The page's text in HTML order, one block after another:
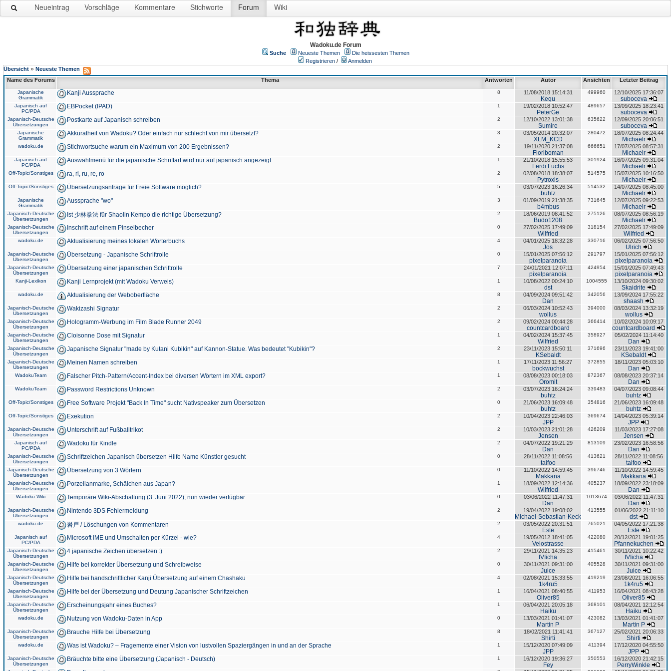
Neueintrag Vorschläge Kommentare Stichworte Forum Wiki
Wadoku.de Forum
Suche Neueste Themen
Die heissesten Themen
Registrieren /
Anmelden
Übersicht » Neueste Themen
Name des Forums
Thema Antworten Autor Ansichten Letzter Beitrag
Japanische
Grammatik
Kanji Aussprache 8 11/08/2018 15:14:31
Kequ
499960 12/10/2025 17:36:07
suboceva
Japanisch auf
PC/PDA
EBPocket (IPAD) 1 19/02/2018 10:52:47
PeterGe
489657 13/09/2025 18:23:41
suboceva
Japanisch-Deutsche
Übersetzungen
Postkarte auf Japanisch schreiben 2 12/10/2022 13:01:38
Sumire
635622 12/09/2025 20:06:51
suboceva
Japanische
Grammatik
Akkuratheit von Wadoku? Oder einfach nur schlecht von mir übersetzt? 3 03/05/2014 20:32:07
XLM_KCD
280472 18/07/2025 08:24:44
Michaelr
wadoku.de Stichwortsuche warum ein Maximum von 200 Ergebnissen? 2 19/11/2020 21:37:08
Floriboman
666651 17/07/2025 08:57:31
Michaelr
Japanisch auf
PC/PDA
Auswahlmenü für die japanische Schriftart wird nur auf japanisch angezeigt 1 21/10/2018 15:55:53
Ferdi Fuchs
301924 16/07/2025 09:31:04
Michaelr
Off-Topic/Sonstiges ra, ri, ru, re, ro 2 02/08/2018 18:38:07
Pytroxis
514575 15/07/2025 10:16:50
Michaelr
Off-Topic/Sonstiges Übersetzungsanfrage für Freie Software möglich? 5 03/07/2023 16:26:34
buhtz
514532 14/07/2025 08:45:00
Michaelr
Japanische
Grammatik
Aussprache "wo" 3 01/09/2019 21:38:35
b4mbus
731645 12/07/2025 09:22:53
Michaelr
Japanisch-Deutsche
Übersetzungen
Ist 少林拳法 für Shaolin Kempo die richtige Übersetzung? 2 18/06/2019 08:41:52
Budo1208
275126 08/07/2025 08:56:19
Michaelr
Japanisch-Deutsche
Übersetzungen
Inschrift auf einem Pinselbecher 0 27/02/2025 17:49:09
Wilfried
318154 27/02/2025 17:49:09
Wilfried
wadoku.de Aktualisierung meines lokalen Wörterbuchs 4 04/01/2025 18:32:28
Jos
330716 06/02/2025 07:56:50
Ulrich
Japanisch-Deutsche
Übersetzungen
Übersetzung - Japanische Schriftrolle 0 15/01/2025 07:56:12
pixelparanoia
291797 15/01/2025 07:56:12
pixelparanoia
Japanisch-Deutsche
Übersetzungen
Übersetzung einer japanischen Schriftrolle 7 24/01/2021 12:07:11
pixelparanoia
424954 15/01/2025 07:49:43
pixelparanoia
Kanji-Lexikon Kanji Lernprojekt (mit Wadoku Verweis) 1 10/08/2022 00:24:10
dst
1004555 13/10/2024 09:30:02
Skaidrite
wadoku.de Aktualisierung der Weboberfläche 8 04/09/2024 09:51:42
Dan
342056 13/09/2024 17:55:22
shaash
Japanisch-Deutsche
Übersetzungen
Wakizashi Signatur 2 06/03/2024 10:52:43
wollus
394000 08/03/2024 13:32:19
wollus
Japanisch-Deutsche
Übersetzungen
Hologramm-Werbung im Film Blade Runner 2049 2 09/02/2024 00:44:28
countcardboard
366414 10/02/2024 10:09:17
countcardboard
Japanisch-Deutsche
Übersetzungen
Cloisonne Dose mit Signatur 1 04/02/2024 15:37:45
Wilfried
358927 05/02/2024 11:14:40
Dan
Japanisch-Deutsche
Übersetzungen
Japanische Signatur "made by Kutani Kubikin" auf Kannon-Statue. Was bedeutet "Kubikin"? 2 23/11/2023 15:50:11
KSebaldt
371696 23/11/2023 19:41:00
KSebaldt
Japanisch-Deutsche
Übersetzungen
Meinen Namen schreiben 1 17/11/2023 11:56:27
bockwuchst
372855 18/11/2023 05:03:10
Dan
WadokuTeam Falscher Pitch-Pattern/Accent-Index bei diversen Wörtern im XML export? 1 08/08/2023 00:18:03
Oromit
872367 08/08/2023 20:37:14
Dan
WadokuTeam Password Restrictions Unknown 2 03/07/2023 16:24:24
buhtz
339483 04/07/2023 09:08:44
buhtz
Off-Topic/Sonstiges Free Software Projekt "Back In Time" sucht Nativspeaker zum Übersetzen 0 21/06/2023 16:09:48
buhtz
354816 21/06/2023 16:09:48
buhtz
Off-Topic/Sonstiges Exekution 2 10/04/2023 22:46:03
JPP
369674 14/04/2023 05:39:14
JPP
Japanisch-Deutsche
Übersetzungen
Unterschrift auf Fußballtrikot 2 10/03/2023 21:01:28
Jensen
426209 11/03/2023 17:27:08
Jensen
Japanisch auf
PC/PDA
Wadoku für Kindle 2 04/07/2022 19:21:29
Dan
813109 23/02/2023 16:58:56
Dan
Japanisch-Deutsche
Übersetzungen
Schriftzeichen Japanisch übersetzen Hilfe Name Künstler gesucht 0 28/11/2022 11:08:56
taifoo
413621 28/11/2022 11:08:56
taifoo
Japanisch-Deutsche
Übersetzungen
Übersetzung von 3 Wörtern 0 11/10/2022 14:59:45
Makkana
396746 11/10/2022 14:59:45
Makkana
Japanisch-Deutsche
Übersetzungen
Porzellanmarke, Schälchen aus Japan? 1 18/09/2022 12:14:36
Wilfried
405237 18/09/2022 23:18:09
Dan
Wadoku-Wiki Temporäre Wiki-Abschaltung (3. Juni 2022), nun wieder verfügbar 0 03/06/2022 11:47:31
Dan
1013674 03/06/2022 11:47:31
Dan
Japanisch-Deutsche
Übersetzungen
Nintendo 3DS Fehlermeldung 2 19/04/2022 19:08:02
Michael-Sebastian-Keck
413555 01/06/2022 21:11:10
dst
wadoku.de 岩戸 / Löschungen von Kommentaren 2 03/05/2022 20:31:51
Este
765021 04/05/2022 17:21:38
Este
Japanisch auf
PC/PDA
Microsoft IME und Umschalten per Kürzel - wie? 4 19/05/2012 18:41:05
Velostrasse
422080 20/12/2021 19:01:25
Pfannekuchen
Japanisch-Deutsche
Übersetzungen
4 japanische Zeichen übersetzen :) 2 29/11/2021 14:35:23
IVIicha
415461 30/11/2021 10:22:42
IVIicha
Japanisch-Deutsche
Übersetzungen
Hilfe bei korrekter Übersetzung und Schreibweise 0 30/11/2021 09:31:00
Juice
405528 30/11/2021 09:31:00
Juice
Japanisch-Deutsche
Übersetzungen
Hilfe bei handschriftlicher Kanji Übersetzung auf einem Chashaku 4 02/08/2021 15:33:55
1k4ru5
419219 23/08/2021 16:06:55
1k4ru5
Japanisch-Deutsche
Übersetzungen
Hilfe bei der Übersetzung und Deutung Japanischer Schriftzeichen 1 16/04/2021 08:40:55
Oliver85
411953 16/04/2021 08:43:28
Oliver85
Japanisch-Deutsche
Übersetzungen
Erscheinungsjahr eines Buches? 1 06/04/2021 20:05:18
Haiku
368101 08/04/2021 12:12:54
Haiku
wadoku.de Nutzung von Wadoku-Daten in App 0 13/03/2021 01:41:07
Martin P
423082 13/03/2021 01:41:07
Martin P
Japanisch-Deutsche
Übersetzungen
Brauche Hilfe bei Übersetzung 8 18/02/2021 11:41:41
Shirti
367127 25/02/2021 20:06:33
Shirti
wadoku.de Was ist Wadoku? – Fragemente einer Vision von lustvollen Spaziergängen in und an der Sprache 1 15/12/2020 07:49:09
JPP
411394 17/12/2020 04:55:50
JPP
Japanisch-Deutsche
Übersetzungen
Bräuchte bitte eine Übersetzung (Japanisch - Deutsch) 1 16/12/2020 19:36:27
Fey
350553 16/12/2020 21:42:15
PerryWinkle